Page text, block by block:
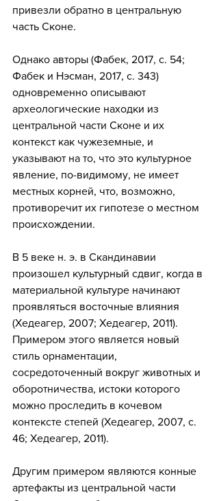
привезли обратно в центральную
часть Сконе.
Однако авторы (Фабек, 2017, с. 54;
Фабек и Нэсман, 2017, с. 343)
одновременно описывают
археологические находки из
центральной части Сконе и их
контекст как чужеземные, и
указывают на то, что это культурное
явление, по-видимому, не имеет
местных корней, что, возможно,
противоречит их гипотезе о местном
происхождении.
В 5 веке н. э. в Скандинавии
произошел культурный сдвиг, когда в
материальной культуре начинают
проявляться восточные влияния
(Хедеагер, 2007; Хедеагер, 2011).
Примером этого является новый
стиль орнаментации,
сосредоточенный вокруг животных и
оборотничества, истоки которого
можно проследить в кочевом
контексте степей (Хедеагер, 2007, с.
46; Хедеагер, 2011).
Другим примером являются конные
артефакты из центральной части